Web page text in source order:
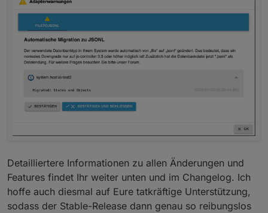
Detailliertere Informationen zu allen Änderungen und
Features findet Ihr weiter unten und im Changelog. Ich
hoffe auch diesmal auf Eure tatkräftige Unterstützung,
sodass der Stable-Release dann genau so reibungslos